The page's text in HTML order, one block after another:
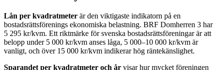
Lån per kvadratmeter är den viktigaste indikatorn på en
bostadsrättsförenings ekonomiska belastning. BRF Domherren 3 har
5 295 kr/kvm. Ett riktmärke för svenska bostadsrättsföreningar är att
belopp under 5 000 kr/kvm anses låga, 5 000–10 000 kr/kvm är
vanligt, och över 15 000 kr/kvm indikerar hög räntekänslighet.
Sparandet per kvadratmeter och år visar hur mycket föreningen